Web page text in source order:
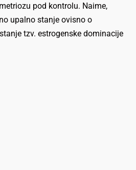
pod kontrolu. Naime,
upalno stanje ovisno o
tzv. estrogenske dominacije